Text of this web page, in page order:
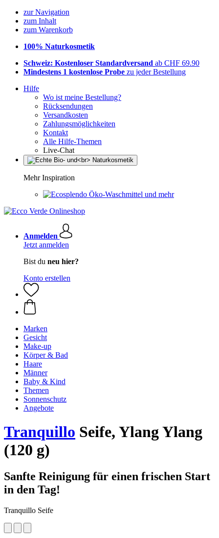
zur Navigation
zum Inhalt
zum Warenkorb
100% Naturkosmetik
Schweiz: Kostenloser Standardversand ab CHF 69.90
Mindestens 1 kostenlose Probe zu jeder Bestellung
Hilfe
Wo ist meine Bestellung?
Rücksendungen
Versandkosten
Zahlungsmöglichkeiten
Kontakt
Alle Hilfe-Themen
Live-Chat
Mehr Inspiration
Öko-Waschmittel und mehr
Anmelden
Jetzt anmelden
Bist du neu hier?
Konto erstellen
Marken
Gesicht
Make-up
Körper & Bad
Haare
Männer
Baby & Kind
Themen
Sonnenschutz
Angebote
Tranquillo Seife, Ylang Ylang
(120 g)
Sanfte Reinigung für einen frischen Start
in den Tag!
Tranquillo Seife